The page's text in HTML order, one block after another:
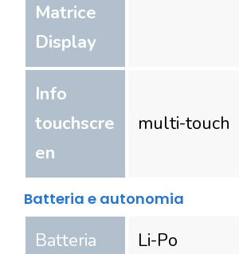
Matrice
Display
Info
touchscre
en
multi-touch
Batteria e autonomia
Batteria Li-Po